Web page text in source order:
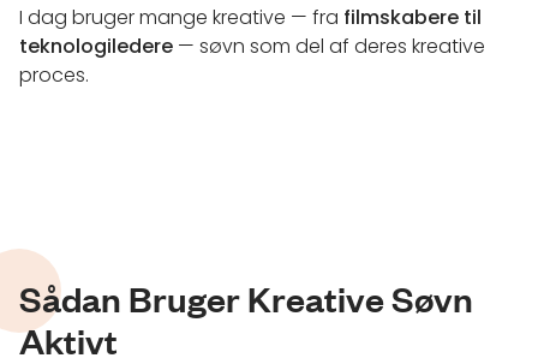
I dag bruger mange kreative — fra filmskabere til
teknologiledere — søvn som del af deres kreative
proces.
Sådan Bruger Kreative Søvn
Aktivt